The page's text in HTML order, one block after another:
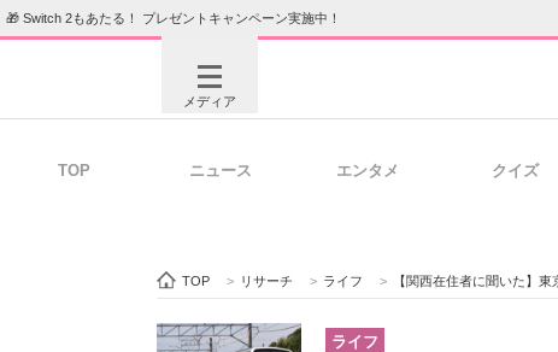
🎁 Switch 2もあたる！ プレゼントキャンペーン実施中！
メディア
ビジネスと働き方のヒント
TOP ニュース エンタメ クイズ
TOP > リサーチ > ライフ > 【関西在住者に聞いた】東京駅以
ライフ